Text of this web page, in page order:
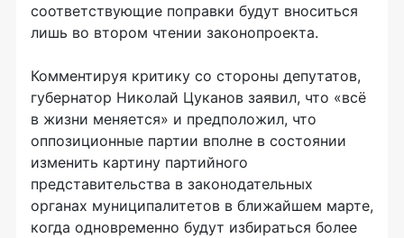
соответствующие поправки будут вноситься
лишь во втором чтении законопроекта.
Комментируя критику со стороны депутатов,
губернатор Николай Цуканов заявил, что «всё
в жизни меняется» и предположил, что
оппозиционные партии вполне в состоянии
изменить картину партийного
представительства в законодательных
органах муниципалитетов в ближайшем марте,
когда одновременно будут избираться более